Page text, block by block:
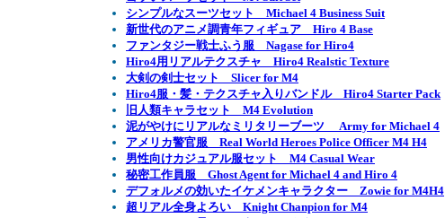
シンプルなスーツセット Michael 4 Business Suit
新世代のアニメ調青年フィギュア Hiro 4 Base
ファンタジー戦士ふう服 Nagase for Hiro4
Hiro4用リアルテクスチャ Hiro4 Realstic Texture
大剣の剣士セット Slicer for M4
Hiro4服・髪・テクスチャ入りバンドル Hiro4 Starter Pack
旧人類キャラセット M4 Evolution
泥がやけにリアルなミリタリーブーツ Army for Michael 4
アメリカ警官服 Real World Heroes Police Officer M4 H4
男性向けカジュアル服セット M4 Casual Wear
秘密工作員服 Ghost Agent for Michael 4 and Hiro 4
デフォルメの効いたイケメンキャラクター Zowie for M4H4
超リアル全身よろい Knight Chanpion for M4